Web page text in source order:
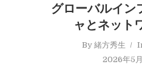
グローバルイン
ャとネット
By 緒方秀生
2026年5